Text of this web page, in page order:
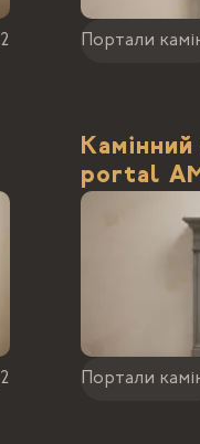
2 Портали
2
portal
Портали